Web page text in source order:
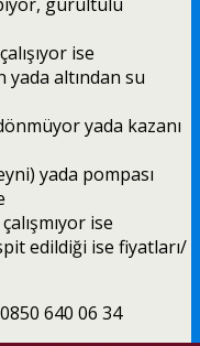
ise
yada altından su
yada kazanı
yada pompası
ise
edildiği ise fiyatları/
640 06 34